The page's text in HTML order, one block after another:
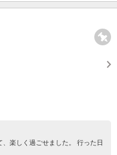
楽しく過ごせました。 行った日